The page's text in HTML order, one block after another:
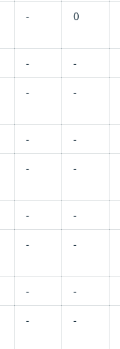
- 0
- -
- -
- -
- -
- -
- -
- -
- -